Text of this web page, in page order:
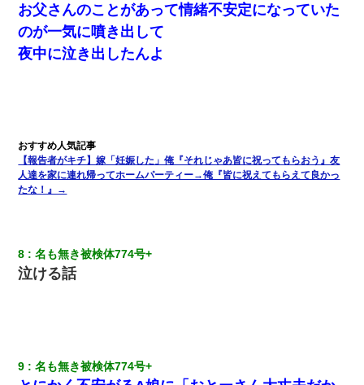
ワイアラサー主婦、昨晩久しぶりに夫と致した結果ｗｗｗｗｗ
け」というタイトルで画像が送られてきた
兄の新しい嫁がやらかしすぎて辛い。当たり前のように実家や姪
の幼稚園に来る
せない
お父さんのことがあって情緒不安定になっていた
のが一気に噴き出して
夜中に泣き出したんよ
【報告者がキチ】嫁「妊娠した」俺『それじゃあ皆に祝ってもらおう』友
人達を家に連れ帰ってホームパーティー→俺『皆に祝えてもらえて良かっ
たな！』→
8 名も無き被検体774号+
泣ける話
9 名も無き被検体774号+